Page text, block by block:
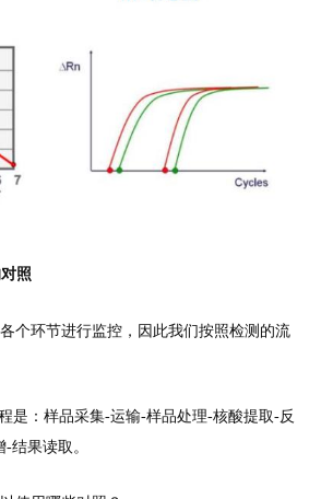
照
个环节进行监控，因此我们按照检测的流
是：样品采集-运输-样品处理-核酸提取-反
结果读取。